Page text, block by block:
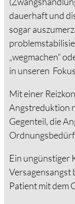
dauerhaft und
sogar
„wegmachen“
in unseren
Mit einer
Angstreduktion
Gegenteil, die
Ein ungünstiger
Versagensangst
Patient mit dem